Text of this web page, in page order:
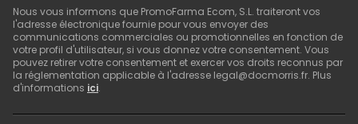
Nous vous informons que PromoFarma Ecom, S.L. traiteront vos
l'adresse électronique fournie pour vous envoyer des
communications commerciales ou promotionnelles en fonction de
votre profil d'utilisateur, si vous donnez votre consentement. Vous
pouvez retirer votre consentement et exercer vos droits reconnus par
la réglementation applicable à l'adresse legal@docmorris.fr. Plus
d'informations ici.